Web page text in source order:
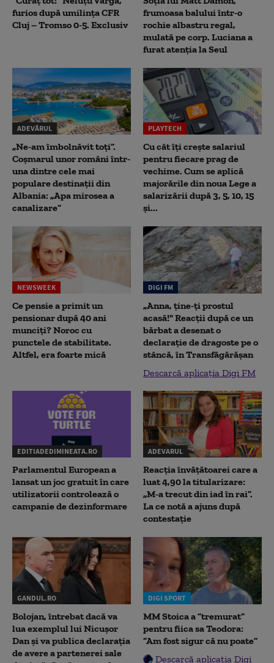
furios după umilința CFR
Cluj – Tromso 0-5. Exclusiv
frumoasa balului într-o
rochie albastru regal,
mulată pe corp. Luciana a
furat atenția la Seul
ADEVĂRUL
„Ne-am îmbolnăvit toți”.
Coșmarul unor români într-
una dintre cele mai
populare destinații din
Albania: „Apa mirosea a
canalizare”
PLAYTECH
Cu cât îți crește salariul
pentru fiecare prag de
vechime. Cum se aplică
majorările din noua Lege a
salarizării după 3, 5, 10, 15
și...
NEWSWEEK
Ce pensie a primit un
pensionar după 40 ani
munciți? Noroc cu
punctele de stabilitate.
Altfel, era foarte mică
DIGI FM
„Anna, ţine-ţi prostul
acasă!" Reacţii după ce un
bărbat a desenat o
declaraţie de dragoste pe o
stâncă, în Transfăgărăşan
Descarcă aplicația Digi FM
EDITIADEDIMINEATA.RO
Parlamentul European a
lansat un joc gratuit în care
utilizatorii controlează o
campanie de dezinformare
ADEVARUL
Reacția învățătoarei care a
luat 4,90 la titularizare:
„M-a trecut din iad în rai”.
La ce notă a ajuns după
contestație
GANDUL.RO
Bolojan, întrebat dacă va
lua exemplul lui Nicușor
Dan și va publica declarația
de avere a partenerei sale
DIGI SPORT
MM Stoica a ”tremurat”
pentru fiica sa Teodora:
”Am fost sigur că nu poate”
Descarcă aplicația Digi